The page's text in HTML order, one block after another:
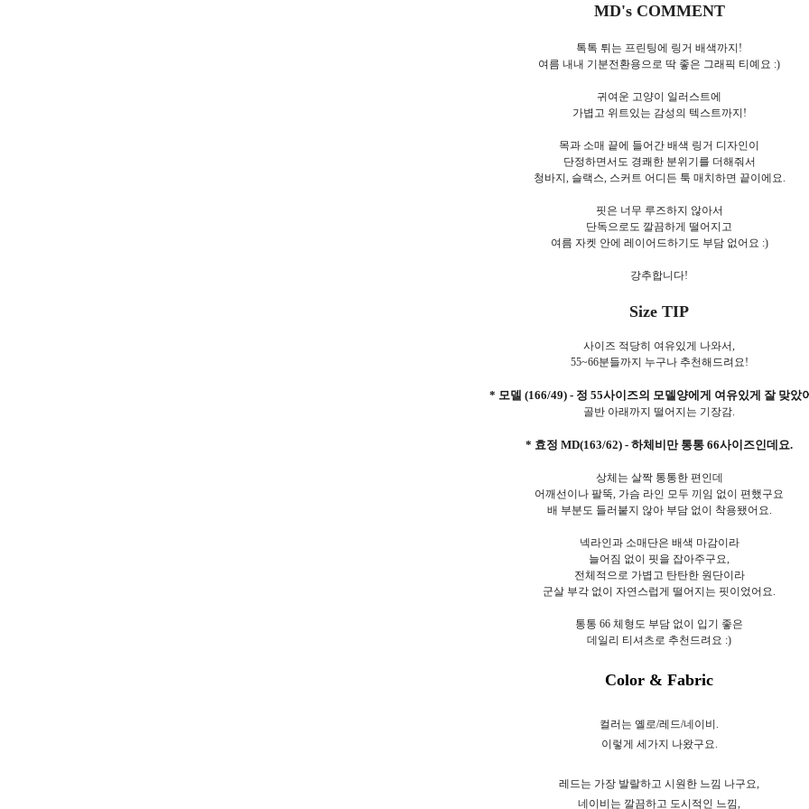
MD's COMMENT
톡톡 튀는 프린팅에 링거 배색까지!
여름 내내 기분전환용으로 딱 좋은 그래픽 티예요 :)
귀여운 고양이 일러스트에
가볍고 위트있는 감성의 텍스트까지!
목과 소매 끝에 들어간 배색 링거 디자인이
단정하면서도 경쾌한 분위기를 더해줘서
청바지, 슬랙스, 스커트 어디든 툭 매치하면 끝이에요.
핏은 너무 루즈하지 않아서
단독으로도 깔끔하게 떨어지고
여름 자켓 안에 레이어드하기도 부담 없어요 :)
강추합니다!
Size TIP
사이즈 적당히 여유있게 나와서,
55~66분들까지 누구나 추천해드려요!
* 모델 (166/49) - 정 55사이즈의 모델양에게 여유있게 잘 맞았
골반 아래까지 떨어지는 기장감.
* 효정 MD(163/62) - 하체비만 통통 66사이즈인데요.
상체는 살짝 통통한 편인데
어깨선이나 팔뚝, 가슴 라인 모두 끼임 없이 편했구요
배 부분도 들러붙지 않아 부담 없이 착용됐어요.
넥라인과 소매단은 배색 마감이라
늘어짐 없이 핏을 잡아주구요,
전체적으로 가볍고 탄탄한 원단이라
군살 부각 없이 자연스럽게 떨어지는 핏이었어요.
통통 66 체형도 부담 없이 입기 좋은
데일리 티셔츠로 추천드려요 :)
Color & Fabric
컬러는 옐로/레드/네이비.
이렇게 세가지 나왔구요.
레드는 가장 발랄하고 시원한 느낌 나구요,
네이비는 깔끔하고 도시적인 느낌,